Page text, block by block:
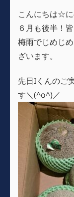
こんにちは☆に
６月も後半！
梅雨でじめじ
ざいます。
先日Iくんのご
す＼(^o^)／